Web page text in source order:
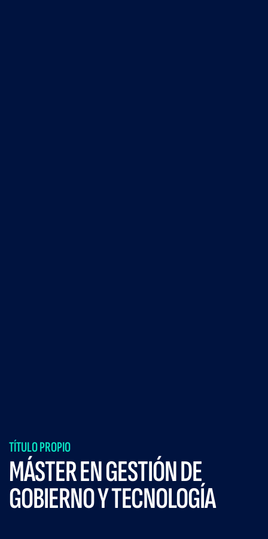
TÍTULO PROPIO
MÁSTER EN GESTIÓN DE
GOBIERNO Y TECNOLOGÍA